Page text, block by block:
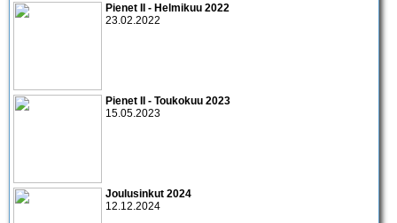
Pienet II - Helmikuu 2022
23.02.2022
Pienet II - Toukokuu 2023
15.05.2023
Joulusinkut 2024
12.12.2024